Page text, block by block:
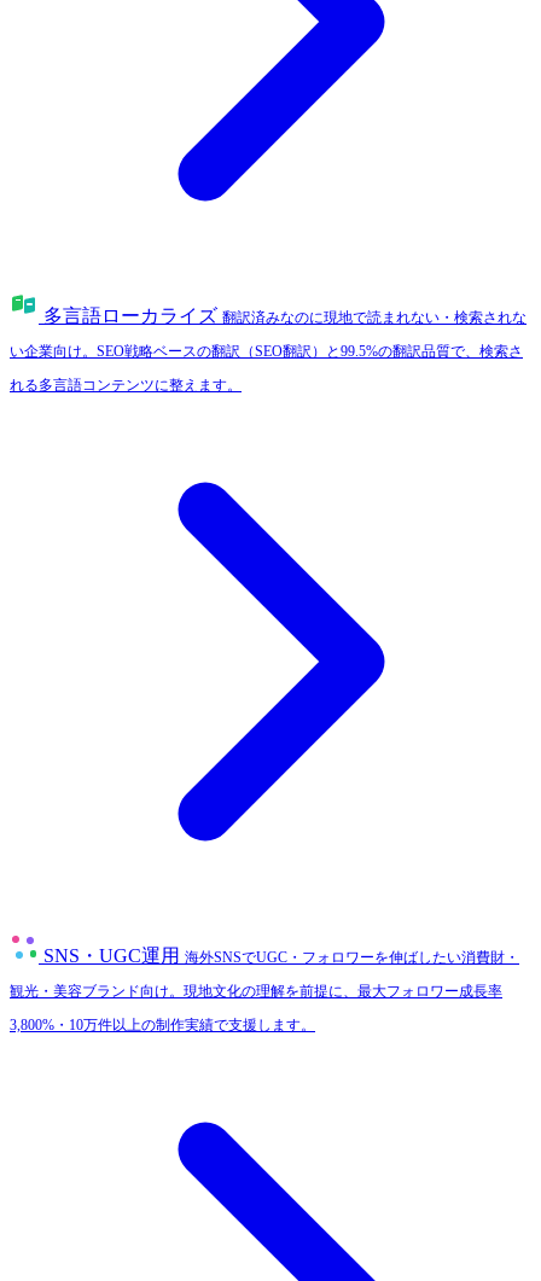
多言語ローカライズ 翻訳済みなのに現地で読まれない・検索されな
い企業向け。SEO戦略ベースの翻訳（SEO翻訳）と99.5%の翻訳品質で、検索さ
れる多言語コンテンツに整えます。
SNS・UGC運用 海外SNSでUGC・フォロワーを伸ばしたい消費財・
観光・美容ブランド向け。現地文化の理解を前提に、最大フォロワー成長率
3,800%・10万件以上の制作実績で支援します。